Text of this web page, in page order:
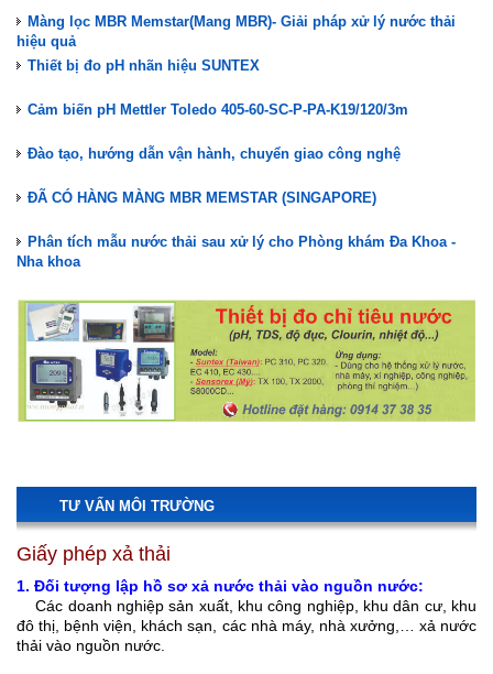
Màng lọc MBR Memstar(Mang MBR)- Giải pháp xử lý nước thải
hiệu quả
Thiết bị đo pH nhãn hiệu SUNTEX
Cảm biến pH Mettler Toledo 405-60-SC-P-PA-K19/120/3m
Đào tạo, hướng dẫn vận hành, chuyển giao công nghệ
ĐÃ CÓ HÀNG MÀNG MBR MEMSTAR (SINGAPORE)
Phân tích mẫu nước thải sau xử lý cho Phòng khám Đa Khoa -
Nha khoa
Kiểm tra, bảo trì hệ thống XLNT Phòng khám Đa Khoa - Nha khoa
Lắp đặt hệ thống XLNT Phòng Khám Đa Khoa Nha Khoa
STAIR LIFT GHẾ LÊN CẦU THANG TK ACCESS
Thiết bị đo pH nhãn hiệu SUNTEX
Cảm biến pH Mettler Toledo 405-60-SC-P-PA-K19/120/3m
TƯ VẤN MÔI TRƯỜNG
Giấy phép xả thải
1. Đối tượng lập hồ sơ xả nước thải vào nguồn nước:
Các doanh nghiệp sản xuất, khu công nghiệp, khu dân cư, khu
đô thị, bệnh viện, khách sạn, các nhà máy, nhà xưởng,… xả nước
thải vào nguồn nước.